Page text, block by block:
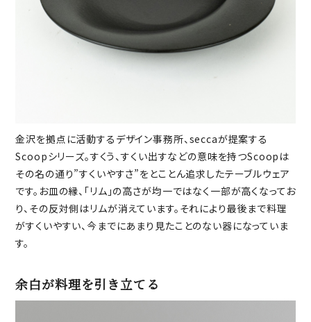
金沢を拠点に活動するデザイン事務所、seccaが提案する
Scoopシリーズ。すくう、すくい出すなどの意味を持つScoopは
その名の通り”すくいやすさ”をとことん追求したテーブルウェア
です。お皿の縁、「リム」の高さが均一ではなく一部が高くなってお
り、その反対側はリムが消えています。それにより最後まで料理
がすくいやすい、今までにあまり見たことのない器になっていま
す。
余白が料理を引き立てる